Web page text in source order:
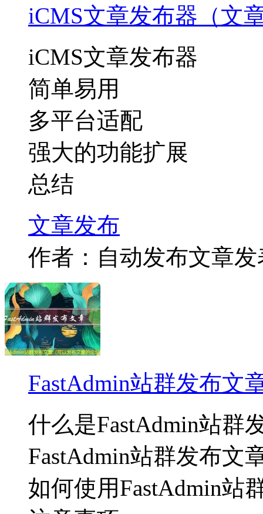
iCMS文章发布器（文
iCMS文章发布器
简单易用
多平台适配
强大的功能扩展
总结
文章发布
作者：自动发布文章发
FastAdmin站群发布文
什么是FastAdmin站群
FastAdmin站群发布文
如何使用FastAdmin站